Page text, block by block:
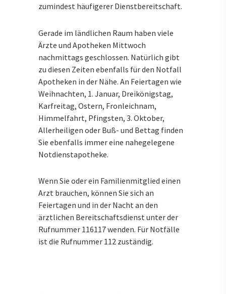
zumindest häufigerer Dienstbereitschaft.
Gerade im ländlichen Raum haben viele
Ärzte und Apotheken Mittwoch
nachmittags geschlossen. Natürlich gibt
zu diesen Zeiten ebenfalls für den Notfall
Apotheken in der Nähe. An Feiertagen wie
Weihnachten, 1. Januar, Dreikönigstag,
Karfreitag, Ostern, Fronleichnam,
Himmelfahrt, Pfingsten, 3. Oktober,
Allerheiligen oder Buß- und Bettag finden
Sie ebenfalls immer eine nahegelegene
Notdienstapotheke.
Wenn Sie oder ein Familienmitglied einen
Arzt brauchen, können Sie sich an
Feiertagen und in der Nacht an den
ärztlichen Bereitschaftsdienst unter der
Rufnummer 116117 wenden. Für Notfälle
ist die Rufnummer 112 zuständig.